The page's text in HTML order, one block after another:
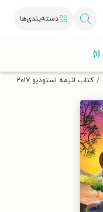
دسته‌بندی‌ها
کن.
کتاب انیمه استودیو ۲۰۱۷